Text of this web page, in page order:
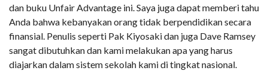
dan buku Unfair Advantage ini. Saya juga dapat memberi tahu
Anda bahwa kebanyakan orang tidak berpendidikan secara
finansial. Penulis seperti Pak Kiyosaki dan juga Dave Ramsey
sangat dibutuhkan dan kami melakukan apa yang harus
diajarkan dalam sistem sekolah kami di tingkat nasional.